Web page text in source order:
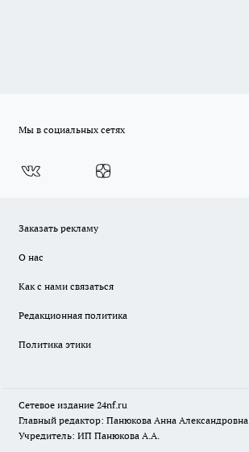
Мы в социальных сетях
Заказать рекламу
О нас
Как с нами связаться
Редакционная политика
Политика этики
Сетевое издание 24nf.ru
Главный редактор: Панюкова Анна Александровна
Учредитель: ИП Панюкова А.А.